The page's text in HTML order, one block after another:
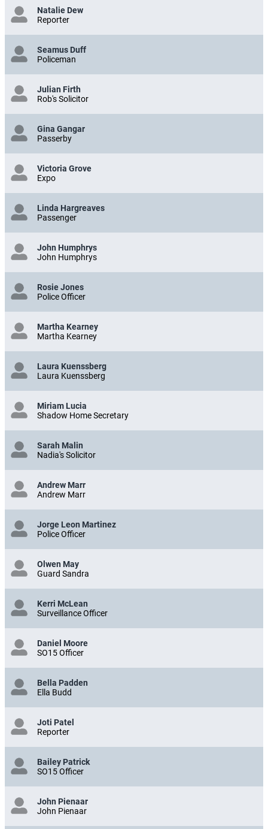
Natalie Dew
Reporter
Seamus Duff
Policeman
Julian Firth
Rob's Solicitor
Gina Gangar
Passerby
Victoria Grove
Expo
Linda Hargreaves
Passenger
John Humphrys
John Humphrys
Rosie Jones
Police Officer
Martha Kearney
Martha Kearney
Laura Kuenssberg
Laura Kuenssberg
Miriam Lucia
Shadow Home Secretary
Sarah Malin
Nadia's Solicitor
Andrew Marr
Andrew Marr
Jorge Leon Martinez
Police Officer
Olwen May
Guard Sandra
Kerri McLean
Surveillance Officer
Daniel Moore
SO15 Officer
Bella Padden
Ella Budd
Joti Patel
Reporter
Bailey Patrick
SO15 Officer
John Pienaar
John Pienaar